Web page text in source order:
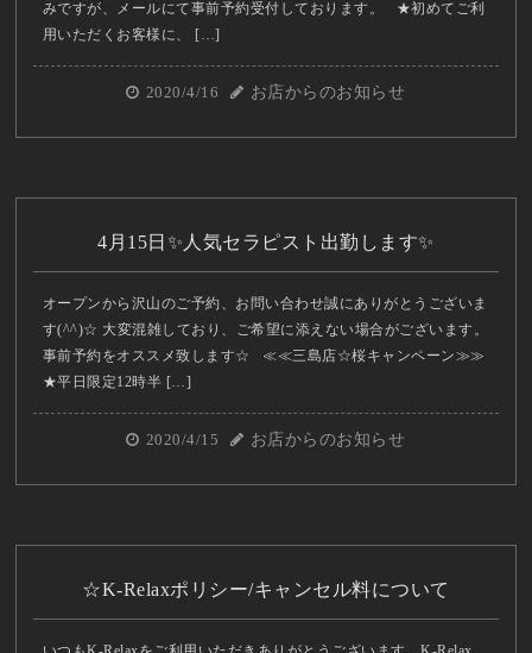
みですが、メールにて事前予約受付しております。 ★初めてご利
用いただくお客様に、 […]
2020/4/16 お店からのお知らせ
4月15日✨人気セラピスト出勤します✨
オープンから沢山のご予約、お問い合わせ誠にありがとうございま
す(^^)☆ 大変混雑しており、ご希望に添えない場合がございます。
事前予約をオススメ致します☆ ≪≪三島店☆桜キャンペーン≫≫
★平日限定12時半 […]
2020/4/15 お店からのお知らせ
☆K-Relaxポリシー/キャンセル料について